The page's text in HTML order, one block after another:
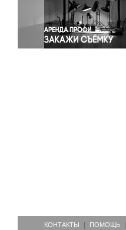
Экология
Экономика и бизнес
КОНТАКТЫ ПОМОЩЬ